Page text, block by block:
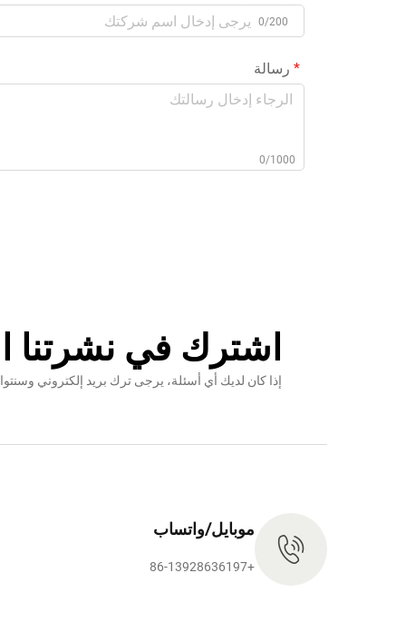
0/200
رسالة
0/1000
اشترك في نشرتنا
إذا كان لديك أي أسئلة، يرجى ترك بريد إلكتروني
موبايل/واتساب
+86-13928636197